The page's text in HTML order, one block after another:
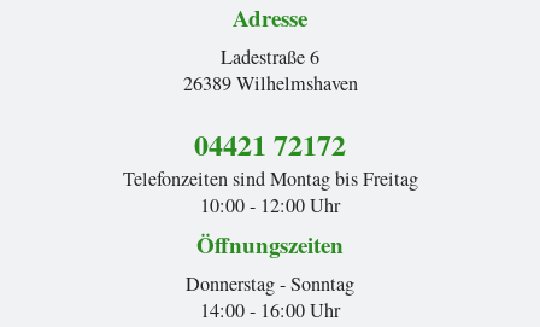
Adresse
Ladestraße 6
26389 Wilhelmshaven
04421 72172
Telefonzeiten sind Montag bis Freitag
10:00 - 12:00 Uhr
Öffnungszeiten
Donnerstag - Sonntag
14:00 - 16:00 Uhr